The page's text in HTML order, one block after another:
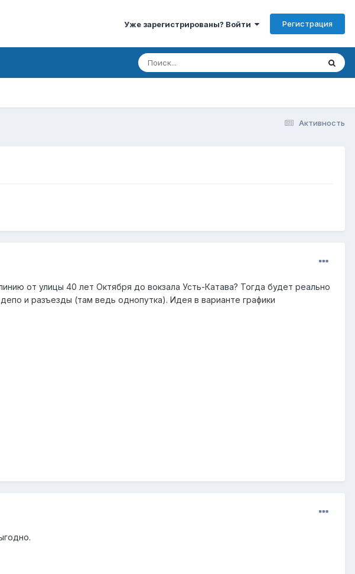
Уже зарегистрированы? Войти Регистрация
Активность
от улицы 40 лет Октября до вокзала Усть-Катава? Тогда будет реально
и разъезды (там ведь однопутка). Идея в варианте графики